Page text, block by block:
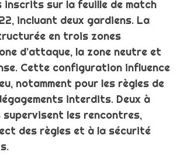
inscrits sur la feuille de match
incluant deux gardiens. La
en trois zones
d’attaque, la zone neutre et
Cette configuration influence
notamment pour les règles de
interdits. Deux à
les rencontres,
des règles et à la sécurité